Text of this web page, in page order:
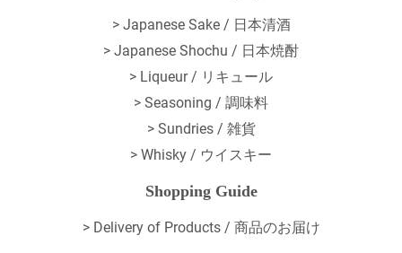
> Japanese Sake / 日本清酒
> Japanese Shochu / 日本焼酎
> Liqueur / リキュール
> Seasoning / 調味料
> Sundries / 雑貨
> Whisky / ウイスキー
Shopping Guide
> Delivery of Products / 商品のお届け